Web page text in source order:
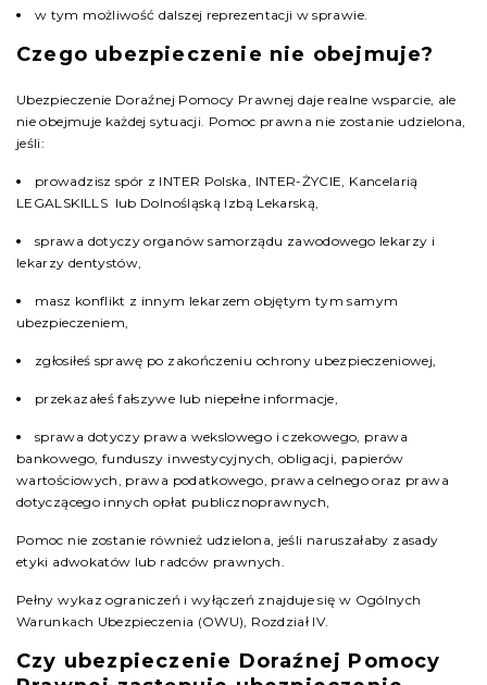
w tym możliwość dalszej reprezentacji w sprawie.
Czego ubezpieczenie nie obejmuje?
Ubezpieczenie Doraźnej Pomocy Prawnej daje realne wsparcie, ale
nie obejmuje każdej sytuacji. Pomoc prawna nie zostanie udzielona,
jeśli:
prowadzisz spór z INTER Polska, INTER-ŻYCIE, Kancelarią
LEGALSKILLS lub Dolnośląską Izbą Lekarską,
sprawa dotyczy organów samorządu zawodowego lekarzy i
lekarzy dentystów,
masz konflikt z innym lekarzem objętym tym samym
ubezpieczeniem,
zgłosiłeś sprawę po zakończeniu ochrony ubezpieczeniowej,
przekazałeś fałszywe lub niepełne informacje,
sprawa dotyczy prawa wekslowego i czekowego, prawa
bankowego, funduszy inwestycyjnych, obligacji, papierów
wartościowych, prawa podatkowego, prawa celnego oraz prawa
dotyczącego innych opłat publicznoprawnych,
Pomoc nie zostanie również udzielona, jeśli naruszałaby zasady
etyki adwokatów lub radców prawnych.
Pełny wykaz ograniczeń i wyłączeń znajduje się w Ogólnych
Warunkach Ubezpieczenia (OWU), Rozdział IV.
Czy ubezpieczenie Doraźnej Pomocy